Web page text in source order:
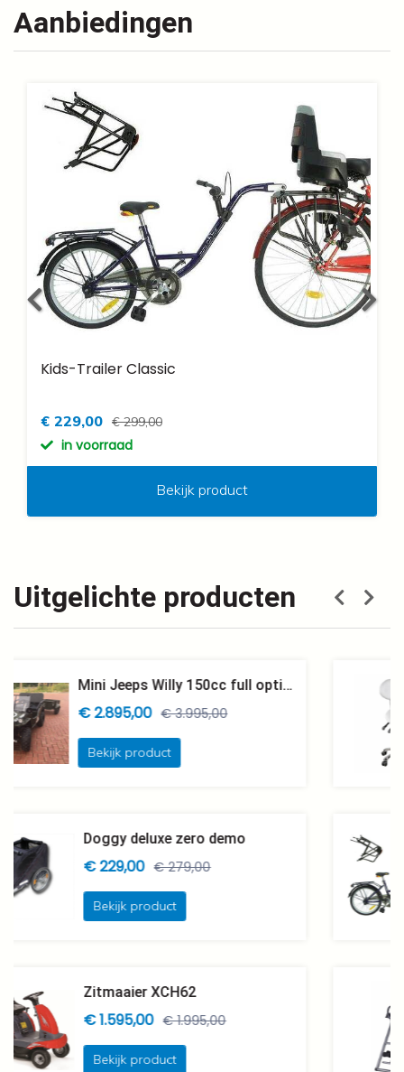
Aanbiedingen
Kids-Trailer Classic
€ 229,00 € 299,00
in voorraad
Bekijk product
Uitgelichte producten
Mini Jeeps Willy 150cc full options Geveerd
€ 2.895,00 € 3.995,00
Bekijk product
Doggy deluxe zero demo
€ 229,00 € 279,00
Bekijk product
Zitmaaier XCH62
€ 1.595,00 € 1.995,00
Bekijk product